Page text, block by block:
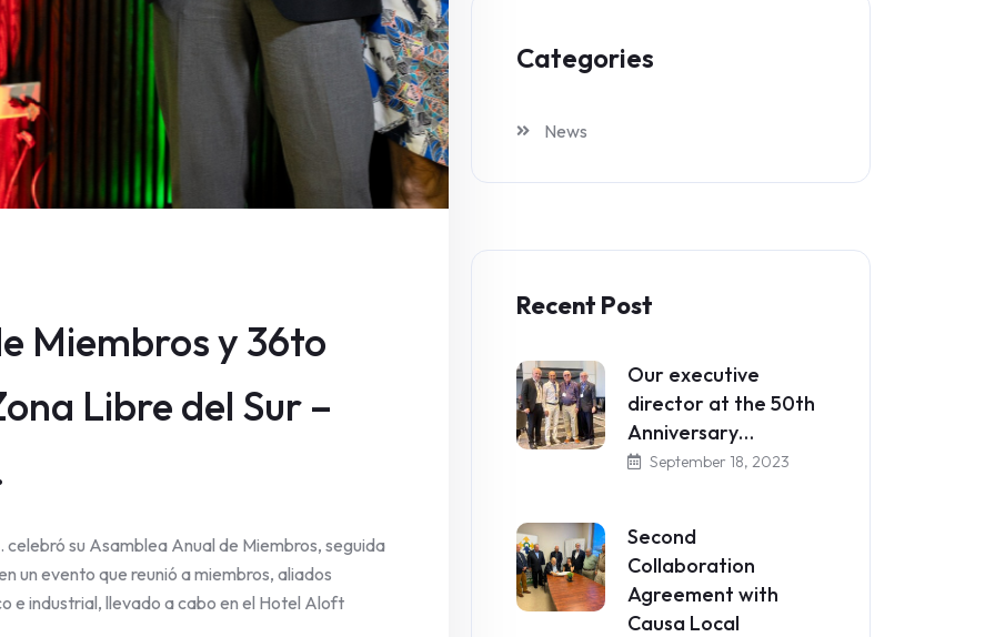
Miembros y 36to
Libre del Sur –
su Asamblea Anual de Miembros, seguida
un evento que reunió a miembros, aliados
e industrial, llevado a cabo en el Hotel Aloft
Categories
News
Recent Post
Our executive
director at the 50th
Anniversary…
September 18, 2023
Second
Collaboration
Agreement with
Causa Local